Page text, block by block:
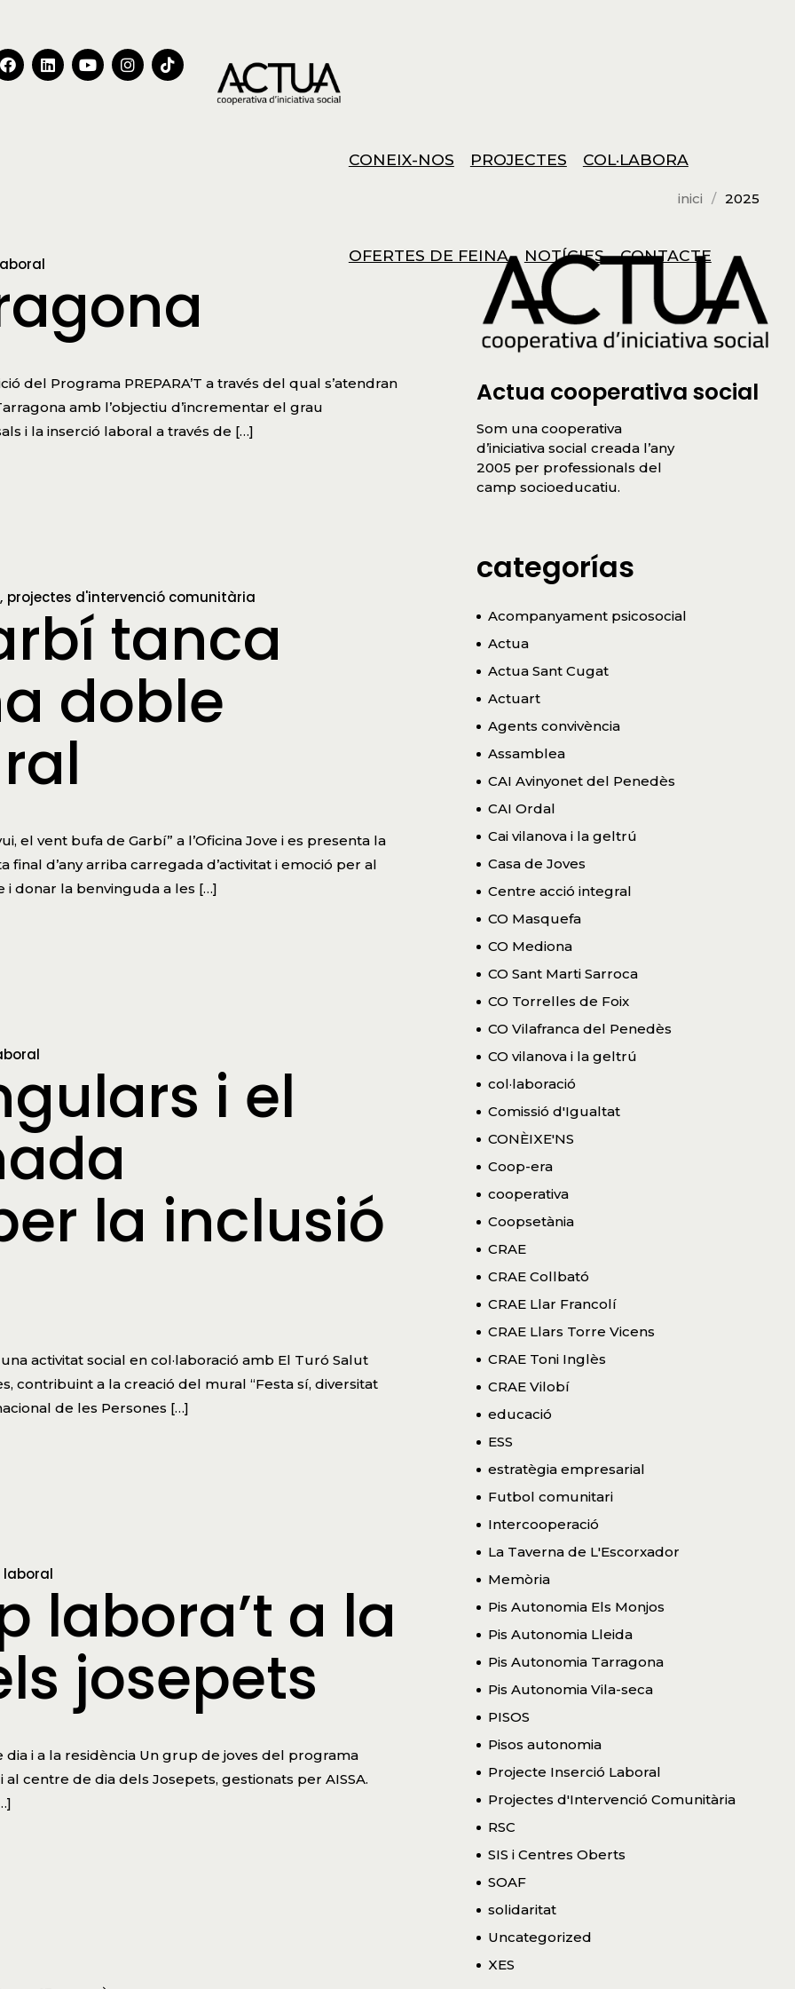
CONEIX-NOS PROJECTES COL·LABORA
OFERTES DE FEINA NOTÍCIES CONTACTE
inici 2025
del Programa PREPARA’T a través del qual s’atendran
amb l’objectiu d’incrementar el grau
i la inserció laboral a través de […]
projectes d'intervenció comunitària
tanca
doble
el vent bufa de Garbí” a l’Oficina Jove i es presenta la
d’any arriba carregada d’activitat i emoció per al
donar la benvinguda a les […]
i el
la inclusió
activitat social en col·laboració amb El Turó Salut
contribuint a la creació del mural “Festa sí, diversitat
de les Persones […]
laboral
labora’t a la
josepets
dia i a la residència Un grup de joves del programa
centre de dia dels Josepets, gestionats per AISSA.
Actua cooperativa social
Som una cooperativa
d’iniciativa social creada l’any
2005 per professionals del
camp socioeducatiu.
categorías
Acompanyament psicosocial
Actua
Actua Sant Cugat
Actuart
Agents convivència
Assamblea
CAI Avinyonet del Penedès
CAI Ordal
Cai vilanova i la geltrú
Casa de Joves
Centre acció integral
CO Masquefa
CO Mediona
CO Sant Marti Sarroca
CO Torrelles de Foix
CO Vilafranca del Penedès
CO vilanova i la geltrú
col·laboració
Comissió d'Igualtat
CONÈIXE'NS
Coop-era
cooperativa
Coopsetània
CRAE
CRAE Collbató
CRAE Llar Francolí
CRAE Llars Torre Vicens
CRAE Toni Inglès
CRAE Vilobí
educació
ESS
estratègia empresarial
Futbol comunitari
Intercooperació
La Taverna de L'Escorxador
Memòria
Pis Autonomia Els Monjos
Pis Autonomia Lleida
Pis Autonomia Tarragona
Pis Autonomia Vila-seca
PISOS
Pisos autonomia
Projecte Inserció Laboral
Projectes d'Intervenció Comunitària
RSC
SIS i Centres Oberts
SOAF
solidaritat
Uncategorized
XES